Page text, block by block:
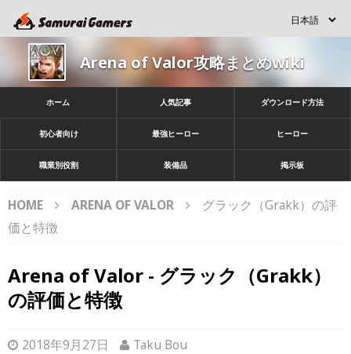
Arena of Valor攻略まとめwiki
ホーム 人気記事 ダウンロード方法
初心者向け 最強ヒーロー ヒーロー
職業別役割 装備品 掲示板
HOME ARENA OF VALOR
グラック（Grakk）の評
価と特徴
Arena of Valor - グラック（Grakk）
の評価と特徴
2018年9月27日 Taku Bou